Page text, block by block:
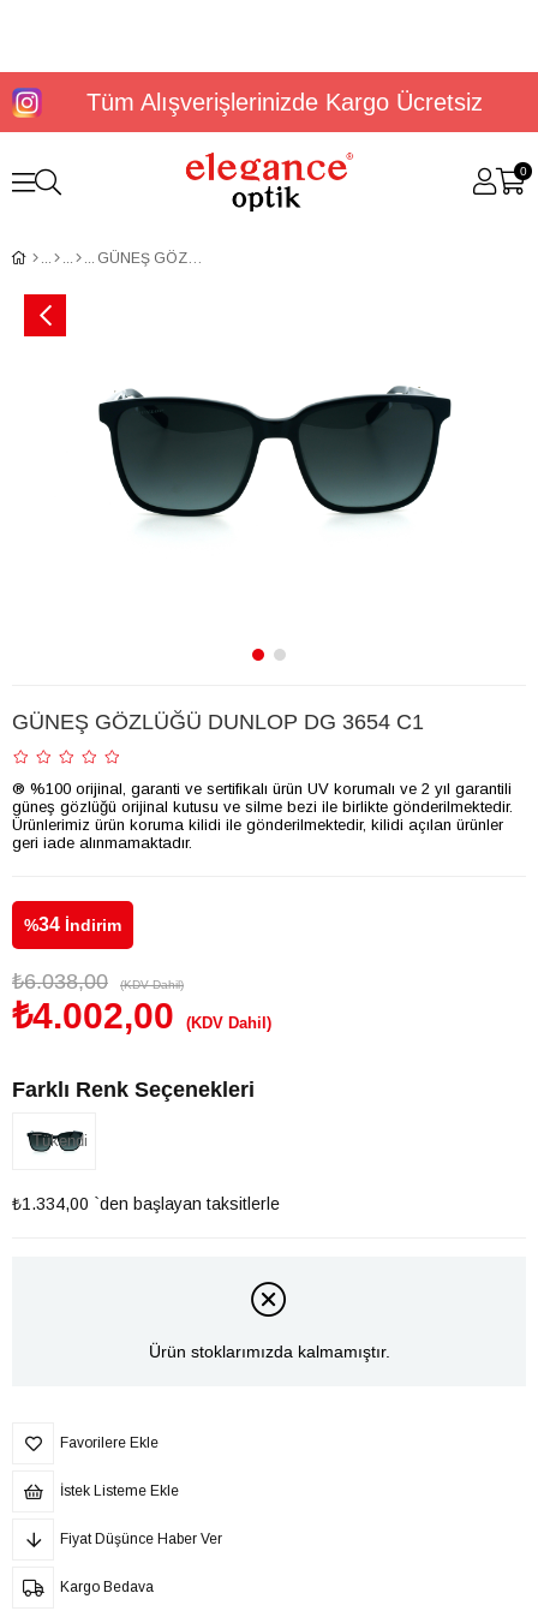
Tüm Alışverişlerinizde Kargo Ücretsiz
0
GÜNEŞ GÖZLÜĞÜ DUNLOP DG 3654 C1
GÜNEŞ GÖZLÜĞÜ DUNLOP DG 3654 C1
® %100 orijinal, garanti ve sertifikalı ürün UV korumalı ve 2 yıl garantili
güneş gözlüğü orijinal kutusu ve silme bezi ile birlikte gönderilmektedir.
Ürünlerimiz ürün koruma kilidi ile gönderilmektedir, kilidi açılan ürünler
geri iade alınmamaktadır.
%34 İndirim
₺6.038,00 (KDV Dahil)
₺4.002,00 (KDV Dahil)
Farklı Renk Seçenekleri
Tükendi
₺1.334,00 `den başlayan taksitlerle
Ürün stoklarımızda kalmamıştır.
Favorilere Ekle
İstek Listeme Ekle
Fiyat Düşünce Haber Ver
Kargo Bedava